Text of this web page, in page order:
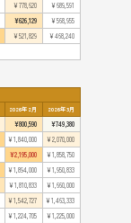
¥778,620
¥689,591
¥626,129
¥568,955
¥521,829
¥468,240
2026年2月
2026年3月
¥800,590
¥749,380
¥1,840,000
¥2,070,000
¥2,195,000
¥1,858,750
¥1,894,000
¥1,950,833
¥1,810,833
¥1,660,000
¥1,542,727
¥1,463,333
¥1,224,705
¥1,225,000